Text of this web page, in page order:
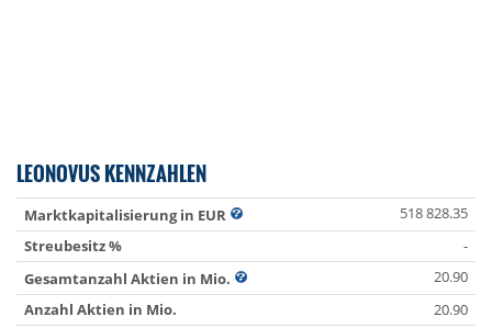
LEONOVUS KENNZAHLEN
Marktkapitalisierung in EUR
518 828.35
Streubesitz %
-
Gesamtanzahl Aktien in Mio.
20.90
Anzahl Aktien in Mio.
20.90